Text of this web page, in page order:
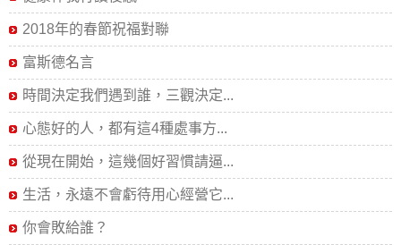
2018年的春節祝福對聯
富斯德名言
時間決定我們遇到誰，三觀決定...
心態好的人，都有這4種處事方...
從現在開始，這幾個好習慣請逼...
生活，永遠不會虧待用心經營它...
你會敗給誰？